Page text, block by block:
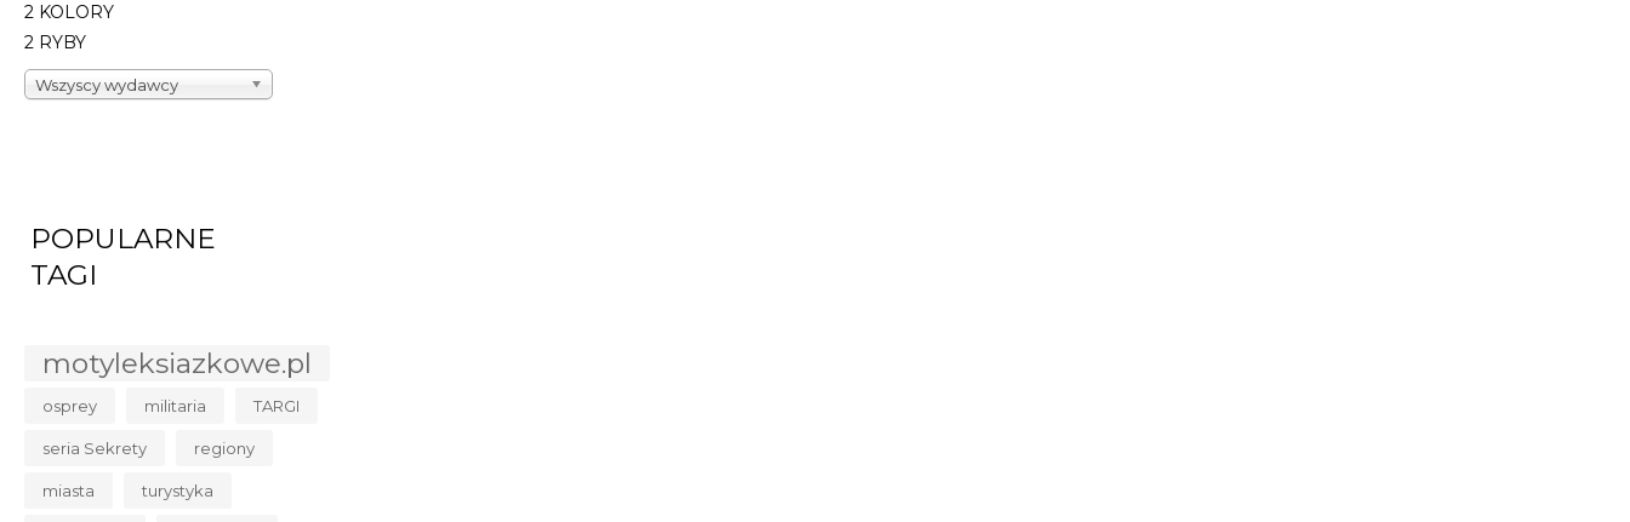
2 KOLORY
2 RYBY
Wszyscy wydawcy
POPULARNE
TAGI
motyleksiazkowe.pl
osprey militaria TARGI
seria Sekrety regiony
miasta turystyka